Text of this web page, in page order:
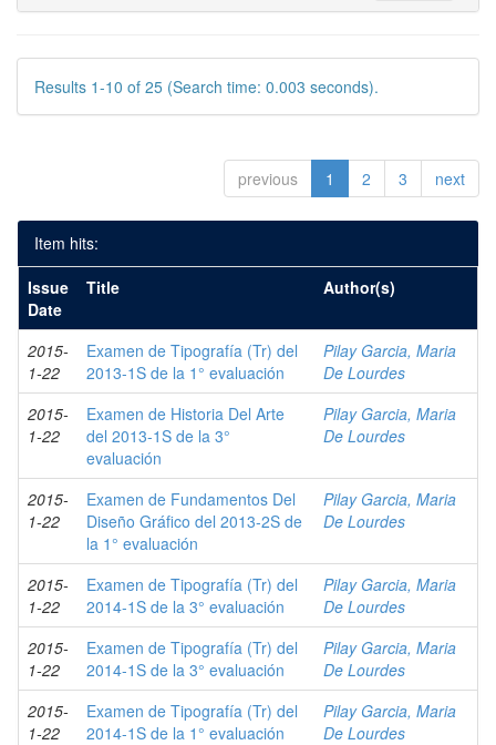
Results 1-10 of 25 (Search time: 0.003 seconds).
previous 1 2 3 next
Item hits:
Issue
Date
Title Author(s)
2015-
1-22
Examen de Tipografía (Tr) del
2013-1S de la 1° evaluación
Pilay Garcia, Maria
De Lourdes
2015-
1-22
Examen de Historia Del Arte
del 2013-1S de la 3°
evaluación
Pilay Garcia, Maria
De Lourdes
2015-
1-22
Examen de Fundamentos Del
Diseño Gráfico del 2013-2S de
la 1° evaluación
Pilay Garcia, Maria
De Lourdes
2015-
1-22
Examen de Tipografía (Tr) del
2014-1S de la 3° evaluación
Pilay Garcia, Maria
De Lourdes
2015-
1-22
Examen de Tipografía (Tr) del
2014-1S de la 3° evaluación
Pilay Garcia, Maria
De Lourdes
2015-
1-22
Examen de Tipografía (Tr) del
2014-1S de la 1° evaluación
Pilay Garcia, Maria
De Lourdes